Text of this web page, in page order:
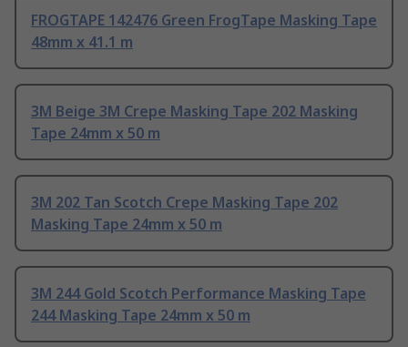
FROGTAPE 142476 Green FrogTape Masking Tape
48mm x 41.1 m
3M Beige 3M Crepe Masking Tape 202 Masking
Tape 24mm x 50 m
3M 202 Tan Scotch Crepe Masking Tape 202
Masking Tape 24mm x 50 m
3M 244 Gold Scotch Performance Masking Tape
244 Masking Tape 24mm x 50 m